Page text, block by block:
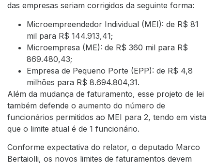
das empresas seriam corrigidos da seguinte forma:
Microempreendedor Individual (MEI): de R$ 81
mil para R$ 144.913,41;
Microempresa (ME): de R$ 360 mil para R$
869.480,43;
Empresa de Pequeno Porte (EPP): de R$ 4,8
milhões para R$ 8.694.804,31.
Além da mudança de faturamento, esse projeto de lei
também defende o aumento do número de
funcionários permitidos ao MEI para 2, tendo em vista
que o limite atual é de 1 funcionário.
Conforme expectativa do relator, o deputado Marco
Bertaiolli, os novos limites de faturamentos devem